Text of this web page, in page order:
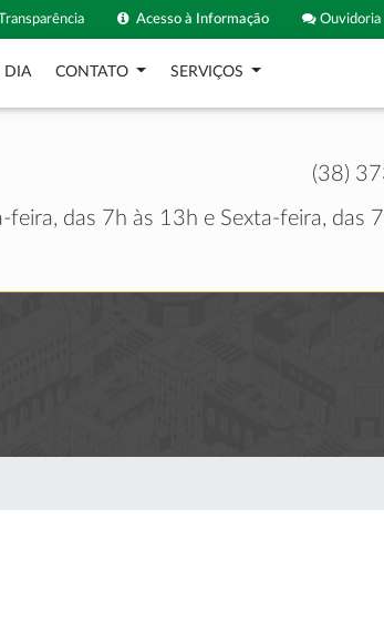
Ouvidoria
Acesso à Informação
DIA CONTATO SERVIÇOS
(38)
feira, das 7h às 13h e Sexta-feira, das